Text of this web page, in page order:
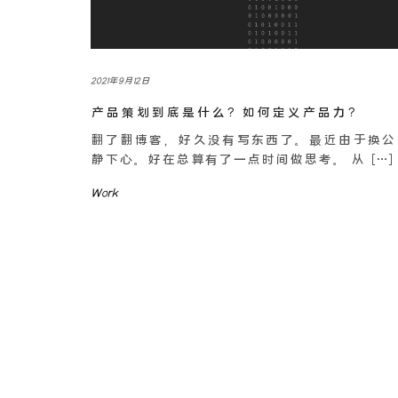
2021年9月12日
产品策划到底是什么？如何定义产品力？
翻了翻博客，好久没有写东西了。最近由于换
静下心。好在总算有了一点时间做思考。 从 […]
Work